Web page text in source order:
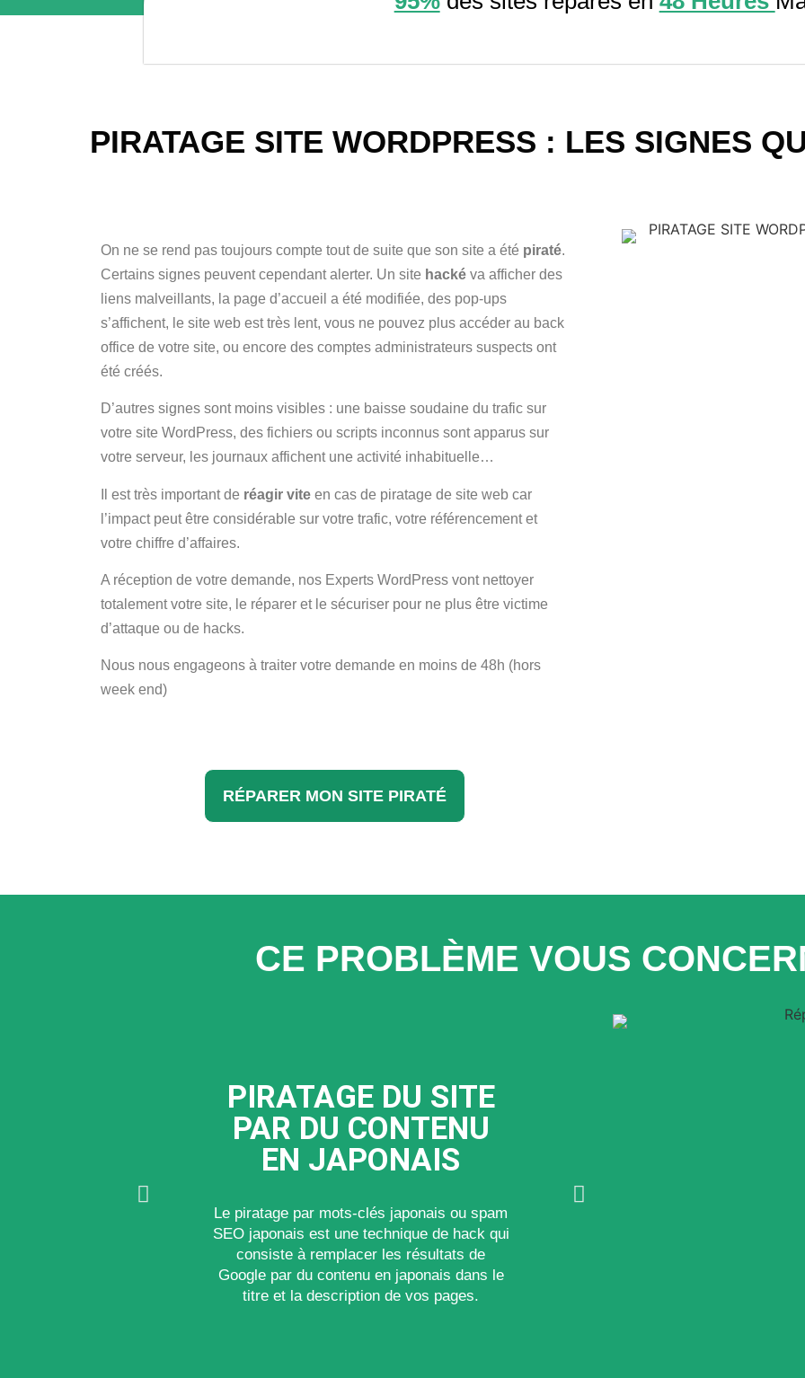
PIRATAGE SITE WORDPRESS : LES SIGNES
On ne se rend pas toujours compte tout de suite que son site a été piraté.
Certains signes peuvent cependant alerter. Un site hacké va afficher des
liens malveillants, la page d’accueil a été modifiée, des pop-ups
s’affichent, le site web est très lent, vous ne pouvez plus accéder au back
office de votre site, ou encore des comptes administrateurs suspects ont
été créés.
D’autres signes sont moins visibles : une baisse soudaine du trafic sur
votre site WordPress, des fichiers ou scripts inconnus sont apparus sur
votre serveur, les journaux affichent une activité inhabituelle…
Il est très important de réagir vite en cas de piratage de site web car
l’impact peut être considérable sur votre trafic, votre référencement et
votre chiffre d’affaires.
A réception de votre demande, nos Experts WordPress vont nettoyer
totalement votre site, le réparer et le sécuriser pour ne plus être victime
d’attaque ou de hacks.
Nous nous engageons à traiter votre demande en moins de 48h (hors
week end)
RÉPARER MON SITE PIRATÉ
CE PROBLÈME VOUS
PIRATAGE DU SITE
PAR DU CONTENU
EN JAPONAIS
Le piratage par mots-clés japonais ou spam
SEO japonais est une technique de hack qui
consiste à remplacer les résultats de
Google par du contenu en japonais dans le
titre et la description de vos pages.